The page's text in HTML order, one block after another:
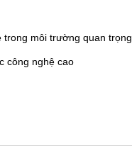
trong môi trường quan trọng
công nghệ cao